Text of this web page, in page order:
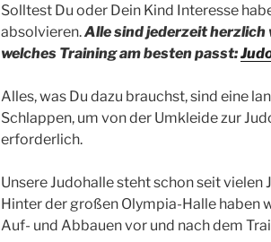
Solltest Du oder Dein Kind Interesse
absolvieren.Alle sind jederzeit herzlich
welches Training am besten passt:
Alles, was Du dazu brauchst, sind eine
Schlappen, um von der Umkleide zur
erforderlich.
Unsere Judohalle steht schon seit
Hinter der großen Olympia-Halle haben
Auf- und Abbauen vor und nach dem